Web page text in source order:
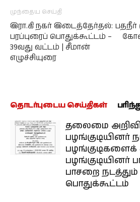
முந்தைய செய்தி
இரா.கி நகர் இடைத்தேர்தல்:
பரப்புரைப் பொதுக்கூட்டம் –
39வது வட்டம் | சீமான்
எழுச்சியுரை
பதநீர்
தொடர்புடைய செய்திகள்
தலைமை
பழங்குடியினர்
பழங்குடிகளைக்
பழங்குடியினர்
பாசறை நடத்தும்
பொதுக்கூட்டம்